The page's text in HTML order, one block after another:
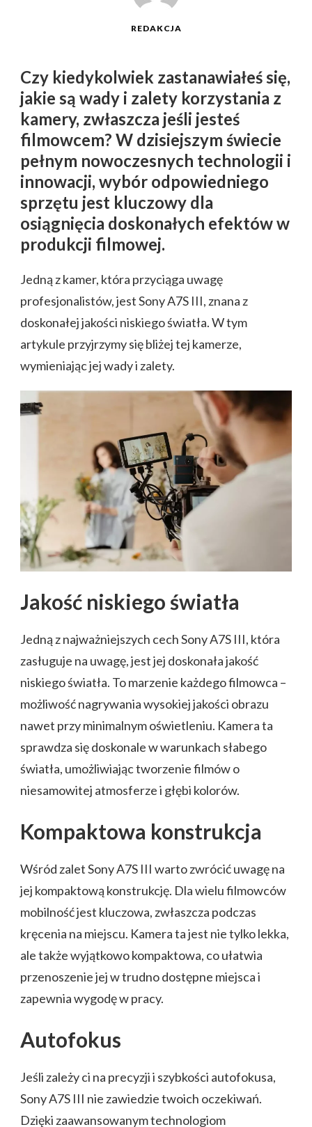
REDAKCJA
Czy kiedykolwiek zastanawiałeś się,
jakie są wady i zalety korzystania z
kamery, zwłaszcza jeśli jesteś
filmowcem? W dzisiejszym świecie
pełnym nowoczesnych technologii i
innowacji, wybór odpowiedniego
sprzętu jest kluczowy dla
osiągnięcia doskonałych efektów w
produkcji filmowej.
Jedną z kamer, która przyciąga uwagę
profesjonalistów, jest Sony A7S III, znana z
doskonałej jakości niskiego światła. W tym
artykule przyjrzymy się bliżej tej kamerze,
wymieniając jej wady i zalety.
Jakość niskiego światła
Jedną z najważniejszych cech Sony A7S III, która
zasługuje na uwagę, jest jej doskonała jakość
niskiego światła. To marzenie każdego filmowca –
możliwość nagrywania wysokiej jakości obrazu
nawet przy minimalnym oświetleniu. Kamera ta
sprawdza się doskonale w warunkach słabego
światła, umożliwiając tworzenie filmów o
niesamowitej atmosferze i głębi kolorów.
Kompaktowa konstrukcja
Wśród zalet Sony A7S III warto zwrócić uwagę na
jej kompaktową konstrukcję. Dla wielu filmowców
mobilność jest kluczowa, zwłaszcza podczas
kręcenia na miejscu. Kamera ta jest nie tylko lekka,
ale także wyjątkowo kompaktowa, co ułatwia
przenoszenie jej w trudno dostępne miejsca i
zapewnia wygodę w pracy.
Autofokus
Jeśli zależy ci na precyzji i szybkości autofokusa,
Sony A7S III nie zawiedzie twoich oczekiwań.
Dzięki zaawansowanym technologiom